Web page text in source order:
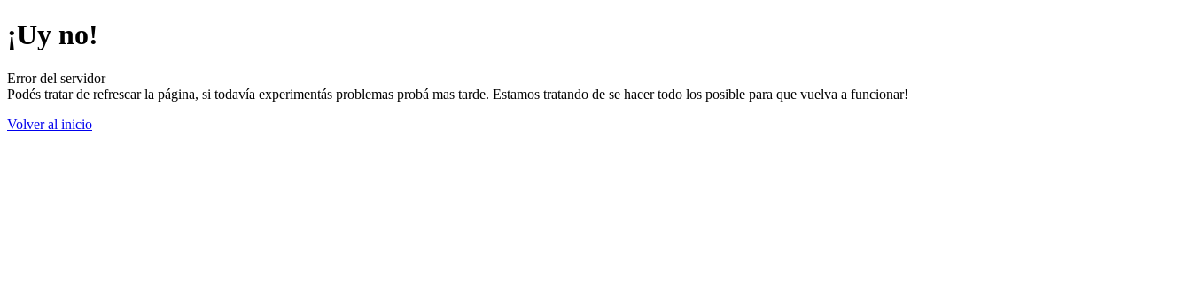
¡Uy no!
Error del servidor
Podés tratar de refrescar la página, si todavía experimentás problemas probá mas tarde. Estamos tratando de se hacer todo los posible para que vuelva a funcionar!
Volver al inicio